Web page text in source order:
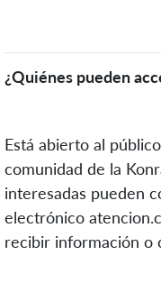
¿Quiénes pueden
Está abierto al
comunidad de la
interesadas pueden
electrónico
recibir información o